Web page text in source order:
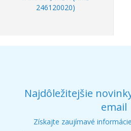
246120020)
Najdôležitejšie
email
Získajte zaujímavé